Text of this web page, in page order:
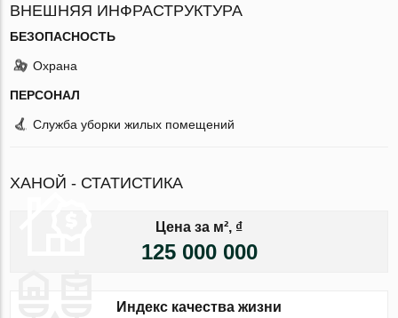
ВНЕШНЯЯ ИНФРАСТРУКТУРА
БЕЗОПАСНОСТЬ
Охрана
ПЕРСОНАЛ
Служба уборки жилых помещений
ХАНОЙ - СТАТИСТИКА
Цена за м², ₫
125 000 000
Индекс качества жизни